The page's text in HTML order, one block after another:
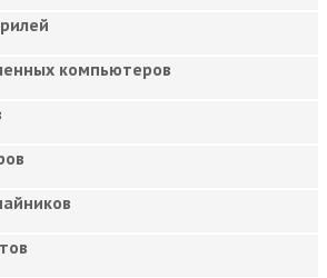
компьютеров